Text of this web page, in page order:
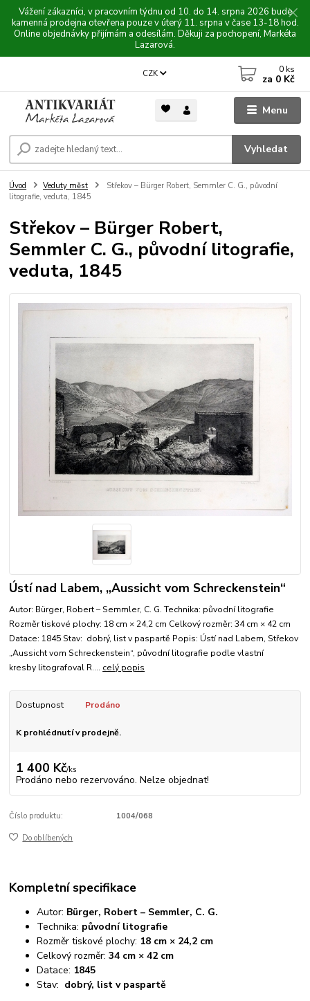
Vážení zákazníci, v pracovním týdnu od 10. do 14. srpna 2026 bude
kamenná prodejna otevřena pouze v úterý 11. srpna v čase 13-18 hod.
Online objednávky přijímám a odesílám. Děkuji za pochopení, Markéta
Lazarová.
Menu
CZK
Vyhledat
0 ks
za 0 Kč
Úvod Veduty měst
Střekov – Bürger Robert, Semmler C. G., původní
litografie, veduta, 1845
Střekov – Bürger Robert,
Semmler C. G., původní litografie,
veduta, 1845
Ústí nad Labem, „Aussicht vom Schreckenstein“
Autor: Bürger, Robert – Semmler, C. G. Technika: původní litografie
Rozměr tiskové plochy: 18 cm × 24,2 cm Celkový rozměr: 34 cm × 42 cm
Datace: 1845 Stav: dobrý, list v paspartě Popis: Ústí nad Labem, Střekov
„Aussicht vom Schreckenstein“, původní litografie podle vlastní
kresby litografoval R.... celý popis
Dostupnost Prodáno
K prohlédnutí v prodejně.
1 400 Kč/ks
Prodáno nebo rezervováno. Nelze objednat!
Číslo produktu: 1004/068
Do oblíbených
Kompletní specifikace
Autor: Bürger, Robert – Semmler, C. G.
Technika: původní litografie
Rozměr tiskové plochy: 18 cm × 24,2 cm
Celkový rozměr:34 cm × 42 cm
Datace: 1845
Stav: dobrý, list v paspartě